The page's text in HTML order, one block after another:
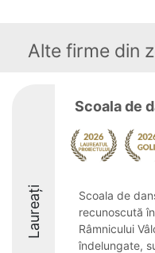
Alte firme din
Laureați
Scoala de
Scoala de
recunoscută
Râmnicului
îndelungate,